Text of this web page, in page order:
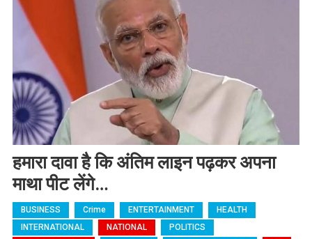
हमारा दावा है कि अंतिम लाइन पढ़कर अपना
माथा पीट लेंगे…
BUSINESS Crime ENTERTAINMENT
HEALTH
INTERNATIONAL
NATIONAL
POLITICS